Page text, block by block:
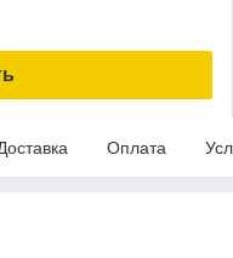
Оплата